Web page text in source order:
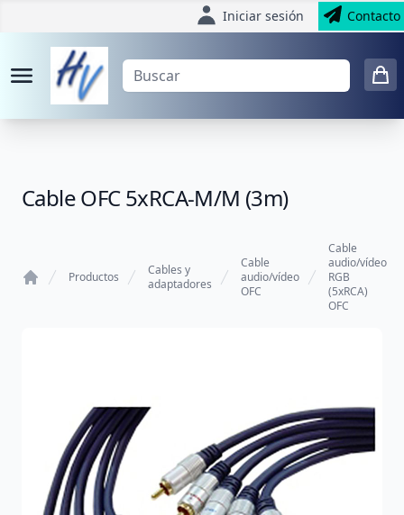
Iniciar sesión Contacto
Cable OFC 5xRCA-M/M (3m)
Productos
Cables y
adaptadores
Cable
audio/vídeo
OFC
Cable
audio/vídeo
RGB
(5xRCA)
OFC